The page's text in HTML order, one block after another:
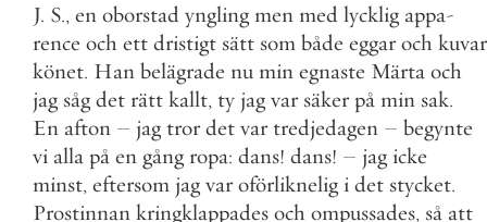
J. S., en oborstad yngling men med lycklig appa-
rence och ett dristigt sätt som både eggar och kuvar
könet. Han belägrade nu min egnaste Märta och
jag såg det rätt kallt, ty jag var säker på min sak.
En afton – jag tror det var tredjedagen – begynte
vi alla på en gång ropa: dans! dans! – jag icke
minst, eftersom jag var oförliknelig i det stycket.
Prostinnan kringklappades och ompussades, så att